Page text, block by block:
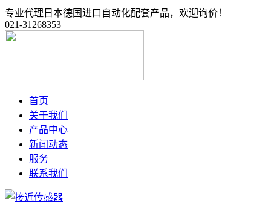
专业代理日本德国进口自动化配套产品，欢迎询价！
021-31268353
首页
关于我们
产品中心
新闻动态
服务
联系我们